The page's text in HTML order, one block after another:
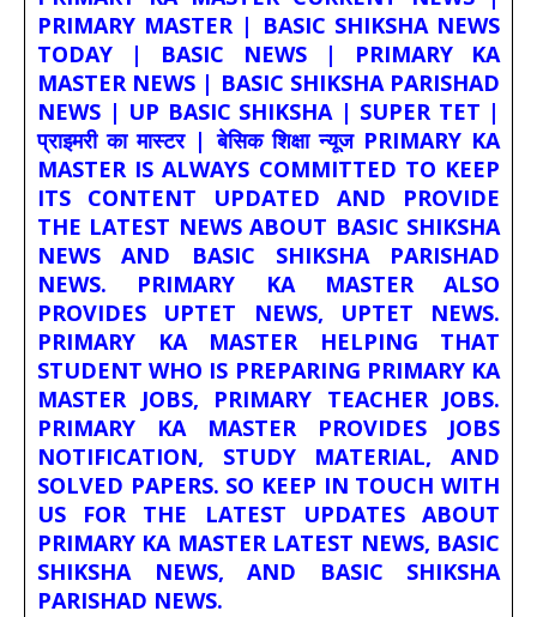
PRIMARY MASTER | BASIC SHIKSHA NEWS
TODAY | BASIC NEWS | PRIMARY KA
MASTER NEWS | BASIC SHIKSHA PARISHAD
NEWS | UP BASIC SHIKSHA | SUPER TET |
प्राइमरी का मास्टर | बेसिक शिक्षा न्यूज PRIMARY KA
MASTER IS ALWAYS COMMITTED TO KEEP
ITS CONTENT UPDATED AND PROVIDE
THE LATEST NEWS ABOUT BASIC SHIKSHA
NEWS AND BASIC SHIKSHA PARISHAD
NEWS. PRIMARY KA MASTER ALSO
PROVIDES UPTET NEWS, UPTET NEWS.
PRIMARY KA MASTER HELPING THAT
STUDENT WHO IS PREPARING PRIMARY KA
MASTER JOBS, PRIMARY TEACHER JOBS.
PRIMARY KA MASTER PROVIDES JOBS
NOTIFICATION, STUDY MATERIAL, AND
SOLVED PAPERS. SO KEEP IN TOUCH WITH
US FOR THE LATEST UPDATES ABOUT
PRIMARY KA MASTER LATEST NEWS, BASIC
SHIKSHA NEWS, AND BASIC SHIKSHA
PARISHAD NEWS.